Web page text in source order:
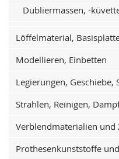
Dubliermassen, -
Löffelmaterial,
Modellieren, Einbetten
Legierungen, Geschiebe,
Strahlen, Reinigen,
Verblendmaterialien und
Prothesenkunststoffe